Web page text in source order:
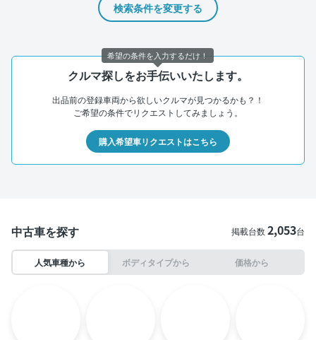
検索条件を変更する
クルマ探しをお手伝いいたします。
出品前の登録車両から欲しいクルマが見つかるかも？！
ご希望の条件でリクエストしてみましょう。
購入希望車リクエストはこちら
中古車を探す 掲載台数2,053台
人気車種から ボディタイプから 価格から
希望の条件を入力するだけ！